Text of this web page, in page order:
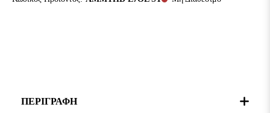
ΠΕΡΙΓΡΑΦΉ